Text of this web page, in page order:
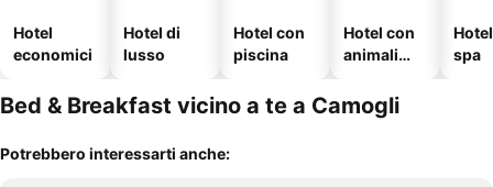
Hotel
economici
Hotel di
lusso
Hotel con
piscina
Hotel con
animali
spa
Bed & Breakfast vicino a te a Camogli
Potrebbero interessarti anche: